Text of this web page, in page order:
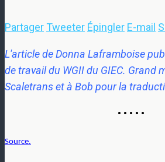
Partager Tweeter Épingler E-mail
L'article de Donna Laframboise
de travail du WGII du GIEC. Grand
Scaletrans et à Bob pour la
• • • • •
Source.